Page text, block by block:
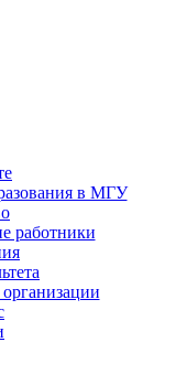
в МГУ
работники